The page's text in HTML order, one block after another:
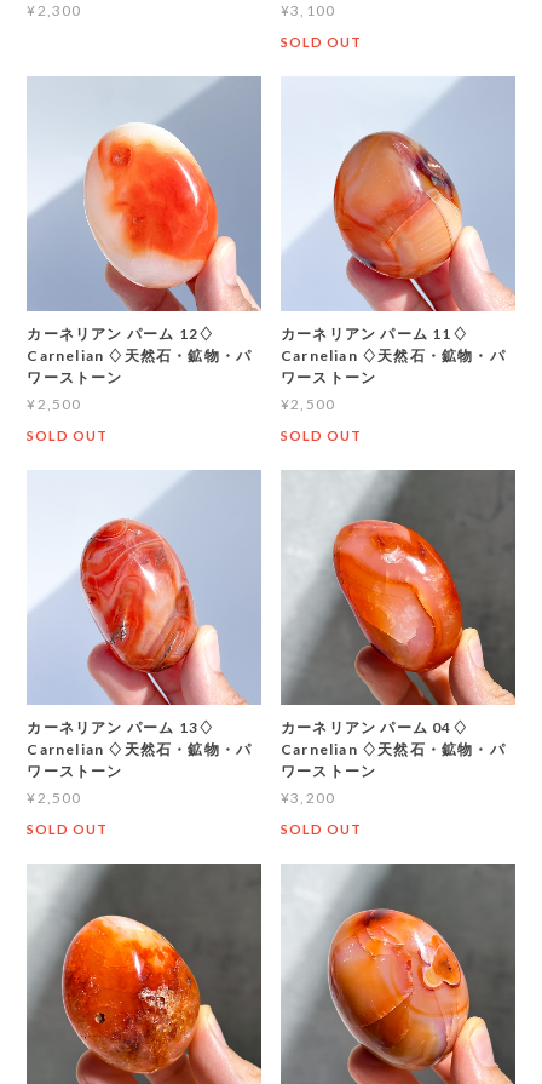
¥2,300
¥3,100
SOLD OUT
カーネリアン パーム 12♢
Carnelian ♢天然石・鉱物・パ
ワーストーン
¥2,500
SOLD OUT
カーネリアン パーム 11♢
Carnelian ♢天然石・鉱物・パ
ワーストーン
¥2,500
SOLD OUT
カーネリアン パーム 13♢
Carnelian ♢天然石・鉱物・パ
ワーストーン
¥2,500
SOLD OUT
カーネリアン パーム 04♢
Carnelian ♢天然石・鉱物・パ
ワーストーン
¥3,200
SOLD OUT